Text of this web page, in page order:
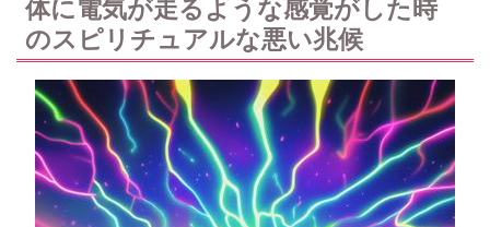
体に電気が走るような感覚がした時
のスピリチュアルな悪い兆候